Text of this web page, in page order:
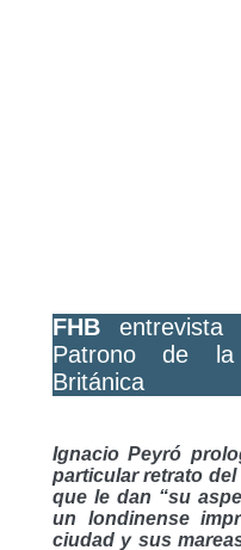
FHB entrevista
Patrono de la
Británica
Ignacio Peyró
particular retrato del
que le dan “su
un londinense
ciudad y sus